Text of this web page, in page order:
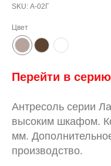
SKU: А-02Г
Цвет
Перейти в серию
Антресоль серии
высоким шкафом.
мм.
производство.